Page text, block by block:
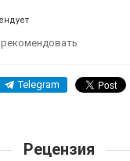
Telegram
Рецензия